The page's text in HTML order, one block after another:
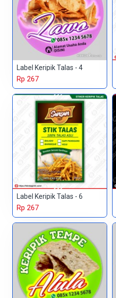
Label Keripik Talas - 4
Rp 267
Label Keripik Talas - 6
Rp 267